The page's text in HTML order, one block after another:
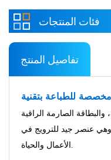
فئات المنتجات
تفاصيل المنتج
والبطاقة الصارمة الراقية
عنصر جيد للترويج في
الأعمال والحياة.